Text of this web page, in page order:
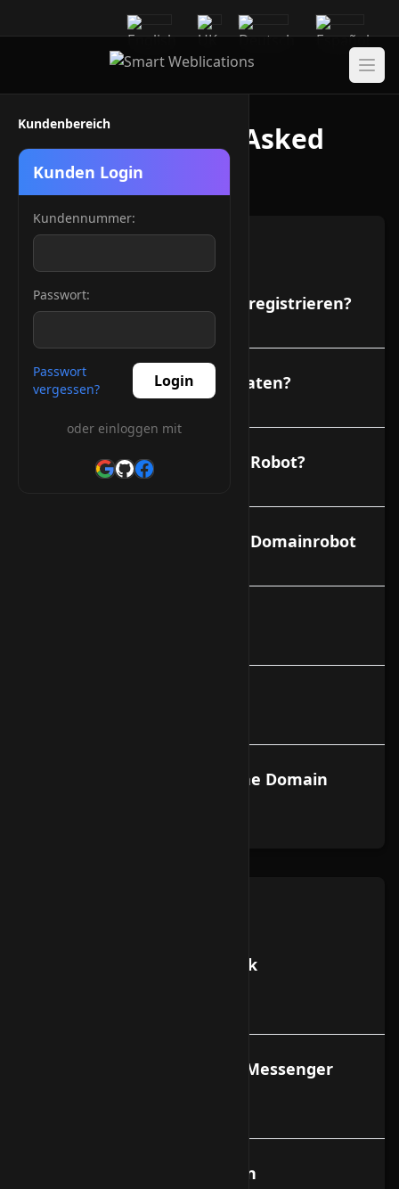
Kundenbereich
Kunden Login
Kundennummer:
Passwort:
Passwort
vergessen?
Login
oder einloggen mit
FAQ - Frequently Asked
Questions
Domain Robot
Wie kann ich eine Domain registrieren?
Kann ich eine Domain updaten?
CHPROV (was KK) mit dem Robot?
Welche Vorteile bringt der Domainrobot
Wie lange dauert es bis eine Domain
SMTP-AUTH mit MS Outlook
SMTP-AUTH mit Netscape Messenger
Webmail Zugang einrichten